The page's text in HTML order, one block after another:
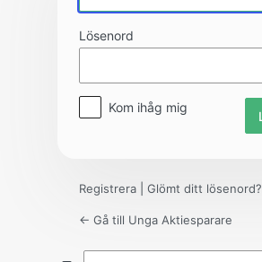
Lösenord
Kom ihåg mig
Registrera Glömt ditt lösenord?
← Gå till Unga Aktiesparare